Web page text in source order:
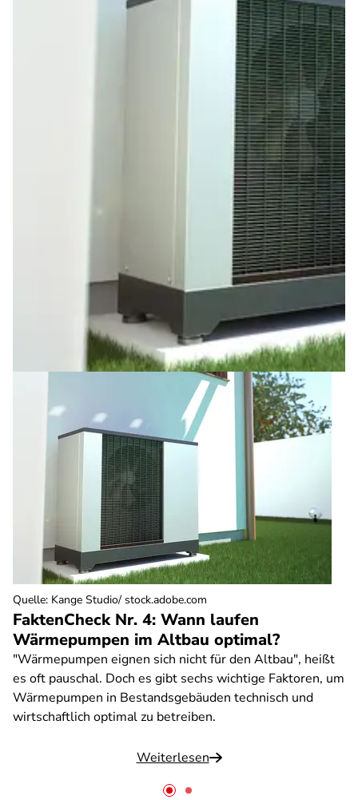
FaktenCheck Nr. 4: Wann laufen
Wärmepumpen im Altbau optimal?
"Wärmepumpen eignen sich nicht für den Altbau", heißt
es oft pauschal. Doch es gibt sechs wichtige Faktoren, um
Wärmepumpen in Bestandsgebäuden technisch und
wirtschaftlich optimal zu betreiben.
Weiterlesen
Quelle: Kange Studio/ stock.adobe.com